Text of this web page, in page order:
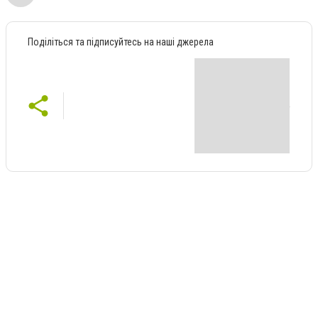
Поділіться та підписуйтесь на наші джерела